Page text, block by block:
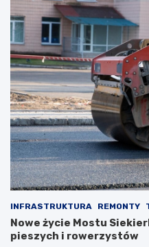
INFRASTRUKTURA REMONTY
Nowe życie Mostu
pieszych i rowerzystów